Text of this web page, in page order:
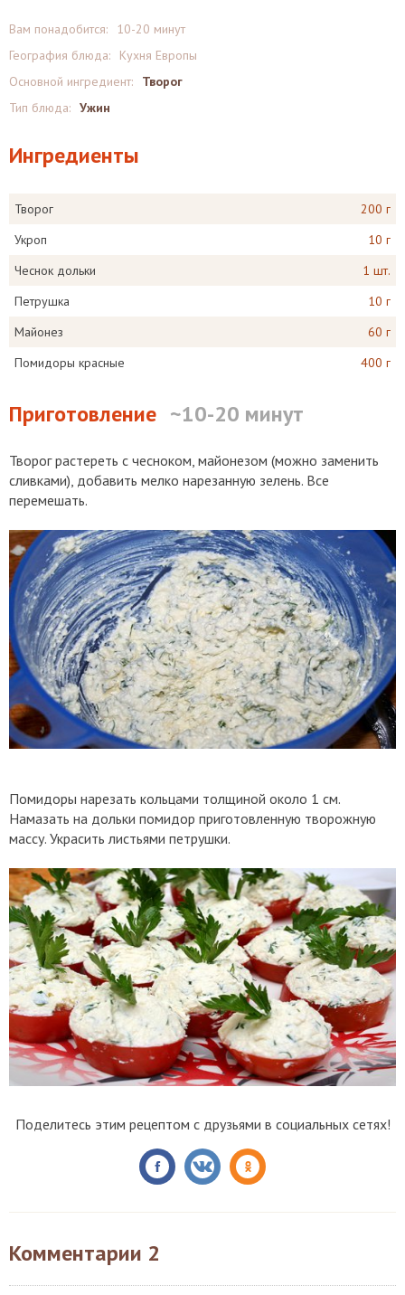
Вам понадобится:
10-20 минут
География блюда:
Кухня Европы
Основной ингредиент:
Творог
Тип блюда: Ужин
Ингредиенты
Творог
200 г
Укроп
10 г
Чеснок дольки
1 шт.
Петрушка
10 г
Майонез
60 г
Помидоры красные
400 г
Приготовление ~10-20 минут
Творог растереть с чесноком, майонезом (можно заменить
сливками), добавить мелко нарезанную зелень. Все
перемешать.
Помидоры нарезать кольцами толщиной около 1 см.
Намазать на дольки помидор приготовленную творожную
массу. Украсить листьями петрушки.
Поделитесь этим рецептом с друзьями в социальных сетях!
Комментарии 2